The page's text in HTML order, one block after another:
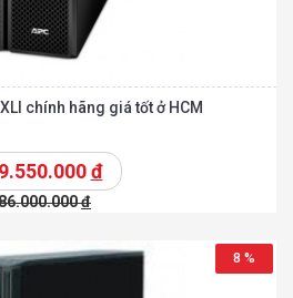
chính hãng giá tốt ở HCM
đ
đ
8 %